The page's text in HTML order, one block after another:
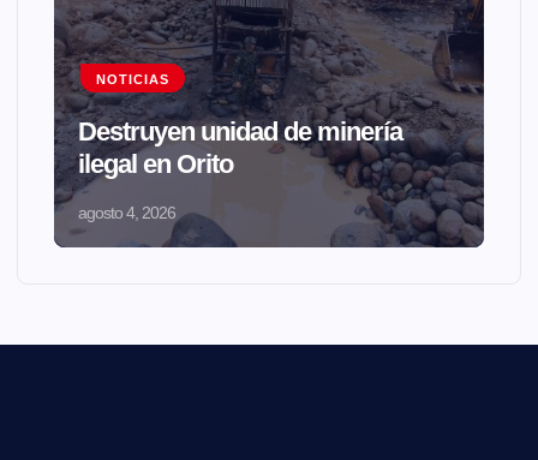
NOTICIAS
Destruyen unidad de minería
ilegal en Orito
agosto 4, 2026